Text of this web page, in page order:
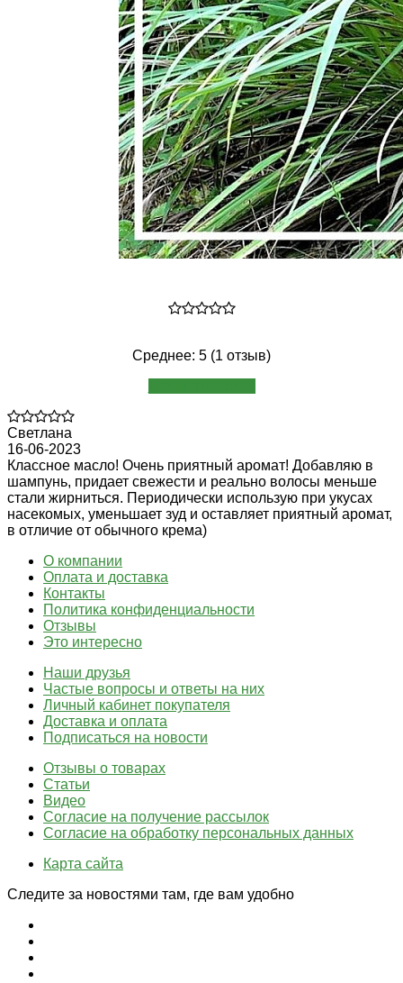
Среднее: 5 (1 отзыв)
Светлана
16-06-2023
Классное масло! Очень приятный аромат! Добавляю в
шампунь, придает свежести и реально волосы меньше
стали жирниться. Периодически использую при укусах
насекомых, уменьшает зуд и оставляет приятный аромат,
в отличие от обычного крема)
О компании
Оплата и доставка
Контакты
Политика конфиденциальности
Отзывы
Это интересно
Наши друзья
Частые вопросы и ответы на них
Личный кабинет покупателя
Доставка и оплата
Подписаться на новости
Отзывы о товарах
Статьи
Видео
Согласие на получение рассылок
Согласие на обработку персональных данных
Карта сайта
Следите за новостями там, где вам удобно